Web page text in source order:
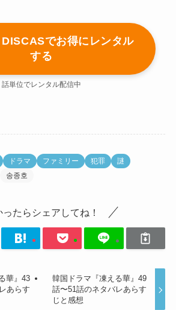
DISCASでお得にレンタル
する
話単位でレンタル配信中
ドラマ ファミリー 犯罪
謎
송종호
ったらシェアしてね！
華』43
あらす
韓国ドラマ『凍える華』49
話〜51話のネタバレあらす
じと感想